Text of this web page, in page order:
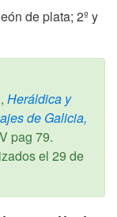
de plata; 2º y
Heráldica y
de Galicia,
pag 79.
el 29 de